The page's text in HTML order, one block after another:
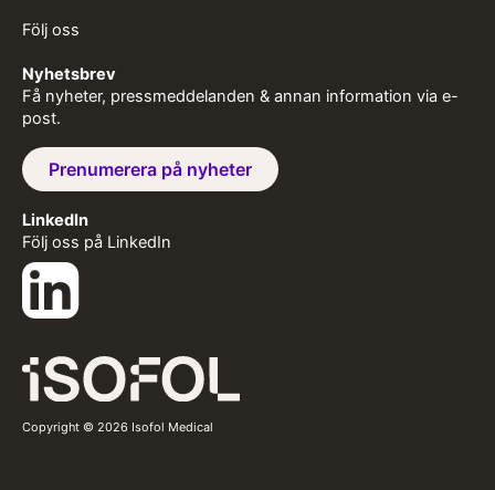
Följ oss
Nyhetsbrev
Få nyheter, pressmeddelanden & annan information via e-
post.
Prenumerera på nyheter
LinkedIn
Följ oss på LinkedIn
Copyright © 2026 Isofol Medical